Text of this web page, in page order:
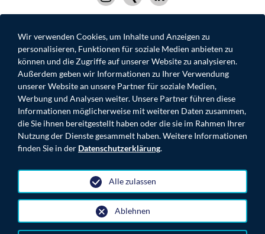
Wir verwenden Cookies, um Inhalte und Anzeigen zu
personalisieren, Funktionen für soziale Medien anbieten zu
können und die Zugriffe auf unserer Website zu analysieren.
Außerdem geben wir Informationen zu Ihrer Verwendung
unserer Website an unsere Partner für soziale Medien,
Werbung und Analysen weiter. Unsere Partner führen diese
Informationen möglicherweise mit weiteren Daten zusammen,
die Sie ihnen bereitgestellt haben oder die sie im Rahmen Ihrer
Nutzung der Dienste gesammelt haben. Weitere Informationen
finden Sie in der Datenschutzerklärung.
Ablehnen
Alle zulassen
IMPRESSUM DATENSCHUTZ
KONTAKT
MOONROC.DE
© 2026 MOONROC ADVISORY PARTNERS GmbH